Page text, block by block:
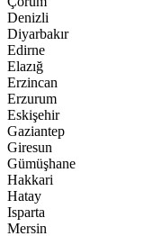
Denizli
Diyarbakır
Edirne
Elazığ
Erzincan
Erzurum
Eskişehir
Gaziantep
Giresun
Gümüşhane
Hakkari
Hatay
Isparta
Mersin